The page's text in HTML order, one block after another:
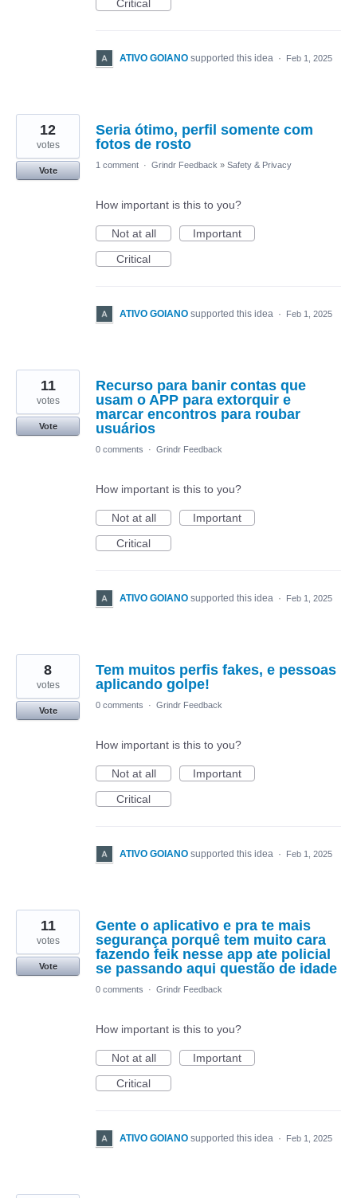
Critical
ATIVO GOIANO supported this idea · Feb 1, 2025
Seria ótimo, perfil somente com
fotos de rosto
12
votes
Vote
1 comment · Grindr Feedback » Safety & Privacy
How important is this to you?
Not at all
Important
Critical
ATIVO GOIANO supported this idea · Feb 1, 2025
Recurso para banir contas que
usam o APP para extorquir e
marcar encontros para roubar
usuários
11
votes
Vote
0 comments · Grindr Feedback
How important is this to you?
Not at all
Important
Critical
ATIVO GOIANO supported this idea · Feb 1, 2025
Tem muitos perfis fakes, e pessoas
aplicando golpe!
8
votes
Vote
0 comments · Grindr Feedback
How important is this to you?
Not at all
Important
Critical
ATIVO GOIANO supported this idea · Feb 1, 2025
Gente o aplicativo e pra te mais
segurança porquê tem muito cara
fazendo feik nesse app ate policial
se passando aqui questão de idade
11
votes
Vote
0 comments · Grindr Feedback
How important is this to you?
Not at all
Important
Critical
ATIVO GOIANO supported this idea · Feb 1, 2025